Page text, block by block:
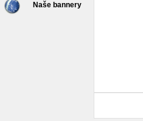
Naše bannery